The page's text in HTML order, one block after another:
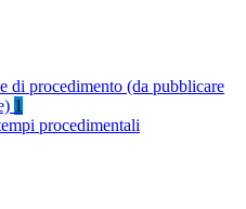
di procedimento (da pubblicare
1
procedimentali